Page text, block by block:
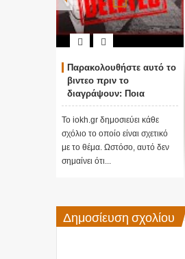
Παρακολουθήστε αυτό το
βιντεο πριν το
διαγράψουν: Ποια
μυστικά κρύβουν οι
πυραμίδες; Γιατί
χτίστηκαν;
Το iokh.gr δημοσιεύει κάθε
σχόλιο το οποίο είναι σχετικό
με το θέμα. Ωστόσο, αυτό δεν
σημαίνει ότι...
Δημοσίευση σχολίου